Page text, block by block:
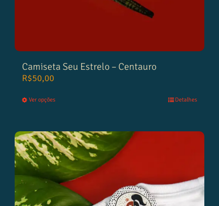
Camiseta Seu Estrelo – Centauro
R$50,00
Ver opções Detalhes